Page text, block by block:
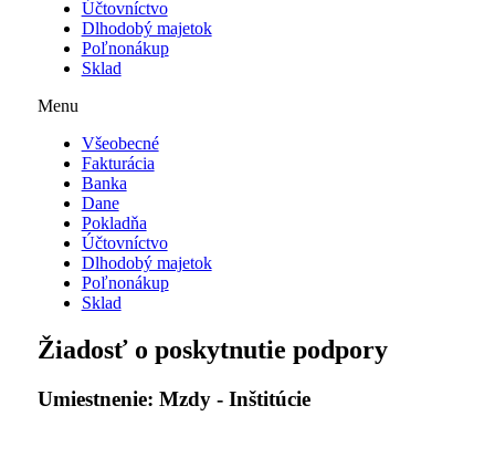
Účtovníctvo
Dlhodobý majetok
Poľnonákup
Sklad
Menu
Všeobecné
Fakturácia
Banka
Dane
Pokladňa
Účtovníctvo
Dlhodobý majetok
Poľnonákup
Sklad
Žiadosť o poskytnutie podpory
Umiestnenie: Mzdy - Inštitúcie